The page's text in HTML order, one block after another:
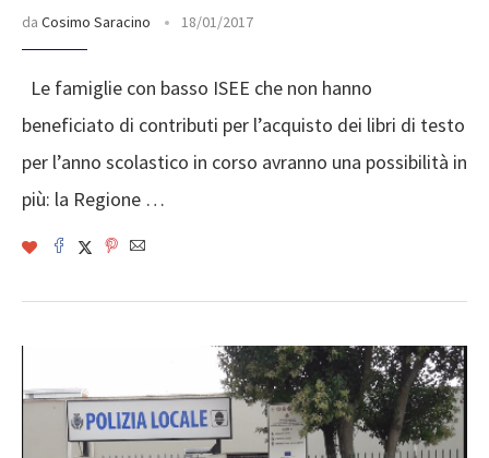
da Cosimo Saracino 18/01/2017
Le famiglie con basso ISEE che non hanno
beneficiato di contributi per l’acquisto dei libri di testo
per l’anno scolastico in corso avranno una possibilità in
più: la Regione …